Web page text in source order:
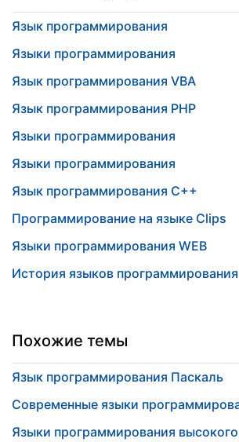
Язык программирования
Языки программирования
Язык программирования VBA
Язык программирования PHP
Языки программирования
Языки программирования
Язык программирования С++
Программирование на языке Clips
Языки программирования WEB
История языков программирования
Похожие темы
Язык программирования Паскаль
Современные языки
Языки программирования